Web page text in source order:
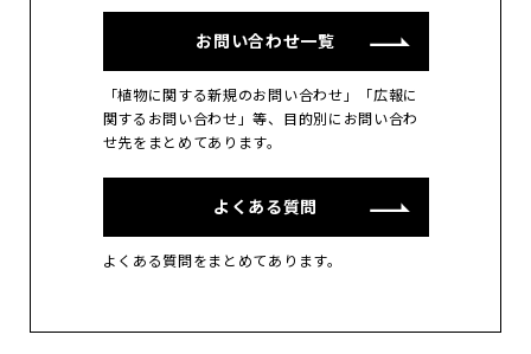
お問い合わせ一覧
「植物に関する新規のお問い合わせ」「広報に
関するお問い合わせ」等、目的別にお問い合わ
せ先をまとめてあります。
よくある質問
よくある質問をまとめてあります。